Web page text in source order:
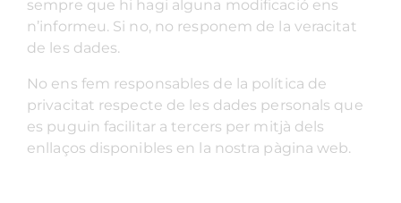
sempre que hi hagi alguna modificació ens
n’informeu. Si no, no responem de la veracitat
de les dades.
No ens fem responsables de la política de
privacitat respecte de les dades personals que
es puguin facilitar a tercers per mitjà dels
enllaços disponibles en la nostra pàgina web.